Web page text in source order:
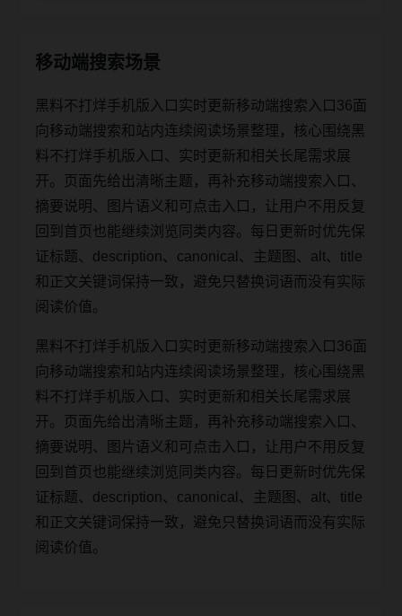
移动端搜索场景
黑料不打烊手机版入口实时更新移动端搜索入口36面
向移动端搜索和站内连续阅读场景整理，核心围绕黑
料不打烊手机版入口、实时更新和相关长尾需求展
开。页面先给出清晰主题，再补充移动端搜索入口、
摘要说明、图片语义和可点击入口，让用户不用反复
回到首页也能继续浏览同类内容。每日更新时优先保
证标题、description、canonical、主题图、alt、title
和正文关键词保持一致，避免只替换词语而没有实际
阅读价值。
黑料不打烊手机版入口实时更新移动端搜索入口36面
向移动端搜索和站内连续阅读场景整理，核心围绕黑
料不打烊手机版入口、实时更新和相关长尾需求展
开。页面先给出清晰主题，再补充移动端搜索入口、
摘要说明、图片语义和可点击入口，让用户不用反复
回到首页也能继续浏览同类内容。每日更新时优先保
证标题、description、canonical、主题图、alt、title
和正文关键词保持一致，避免只替换词语而没有实际
阅读价值。